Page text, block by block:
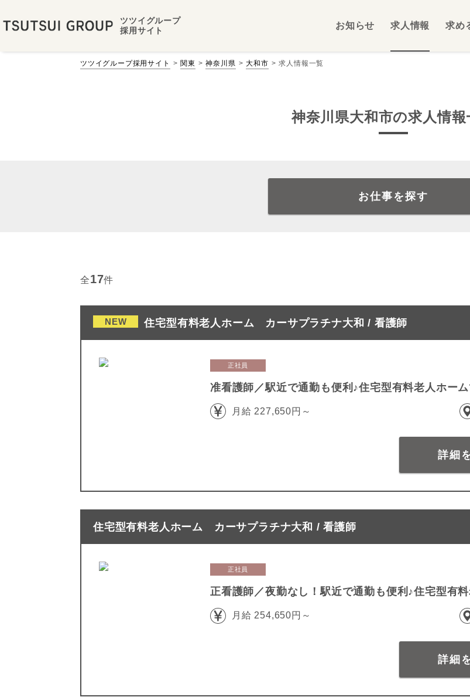
ツツイグループ
採用サイト
お知らせ 求人情報 求め
ツツイグループ採用サイト 関東 神奈川県 大和市 求人情報一覧
神奈川県大和市の求人情報
お仕事を探す
全17件
NEW 住宅型有料老人ホーム カーサプラチナ大和 / 看護師
正社員
准看護師／駅近で通勤も便利♪住宅型有料老人ホー
月給 227,650円～
詳細
住宅型有料老人ホーム カーサプラチナ大和 / 看護師
正社員
正看護師／夜勤なし！駅近で通勤も便利♪住宅型有
月給 254,650円～
詳細